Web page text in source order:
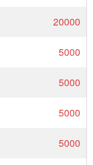
20000
5000
5000
5000
5000